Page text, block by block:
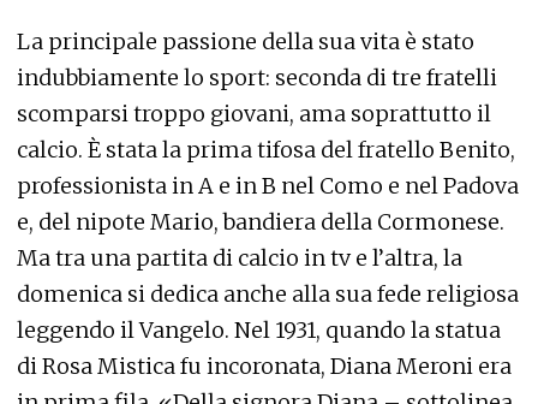
La principale passione della sua vita è stato
indubbiamente lo sport: seconda di tre fratelli
scomparsi troppo giovani, ama soprattutto il
calcio. È stata la prima tifosa del fratello Benito,
professionista in A e in B nel Como e nel Padova
e, del nipote Mario, bandiera della Cormonese.
Ma tra una partita di calcio in tv e l’altra, la
domenica si dedica anche alla sua fede religiosa
leggendo il Vangelo. Nel 1931, quando la statua
di Rosa Mistica fu incoronata, Diana Meroni era